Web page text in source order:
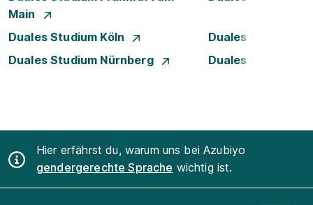
Main
Duales Studium Köln
Duales Studium
Duales Studium Nürnberg
Duales Studium
Hier erfährst du, warum uns bei Azubiyo
gendergerechte Sprache wichtig ist.